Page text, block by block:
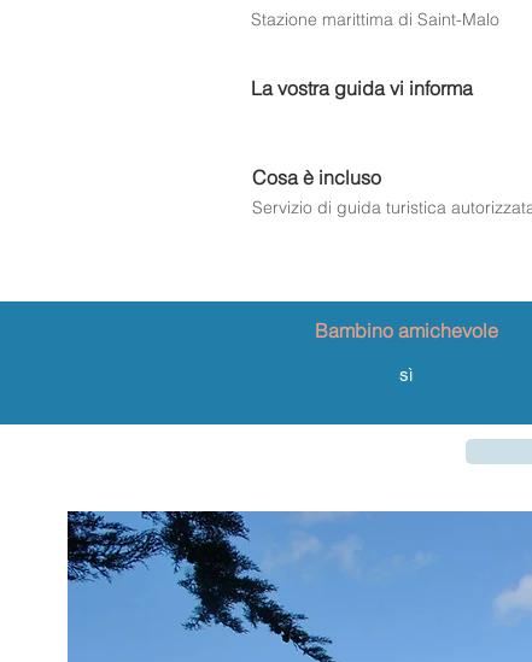
Stazione marittima di Saint-Malo
La vostra guida vi informa
Cosa è incluso
Servizio di guida turistica
Bambino amichevole
sì